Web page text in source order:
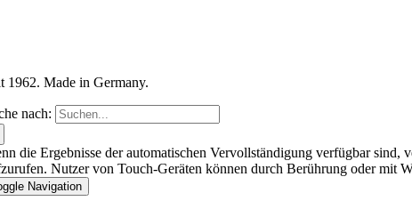
1962. Made in Germany.
nach:
die Ergebnisse der automatischen Vervollständigung verfügbar
Nutzer von Touch-Geräten können durch Berührung oder mit
Navigation